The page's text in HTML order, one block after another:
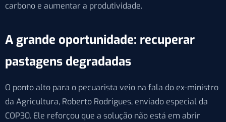
carbono e aumentar a produtividade.
A grande oportunidade: recuperar
pastagens degradadas
O ponto alto para o pecuarista veio na fala do ex-ministro
da Agricultura, Roberto Rodrigues, enviado especial da
COP30. Ele reforçou que a solução não está em abrir